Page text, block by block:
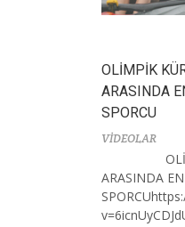
OLİMPİK
ARASINDA
SPORCU
VİDEOLAR
ARASINDA